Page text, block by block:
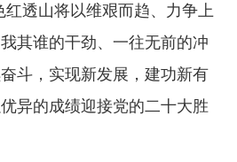
红透山将以维艰而趋、力争上
其谁的干劲、一往无前的冲
斗，实现新发展，建功新有
异的成绩迎接党的二十大胜